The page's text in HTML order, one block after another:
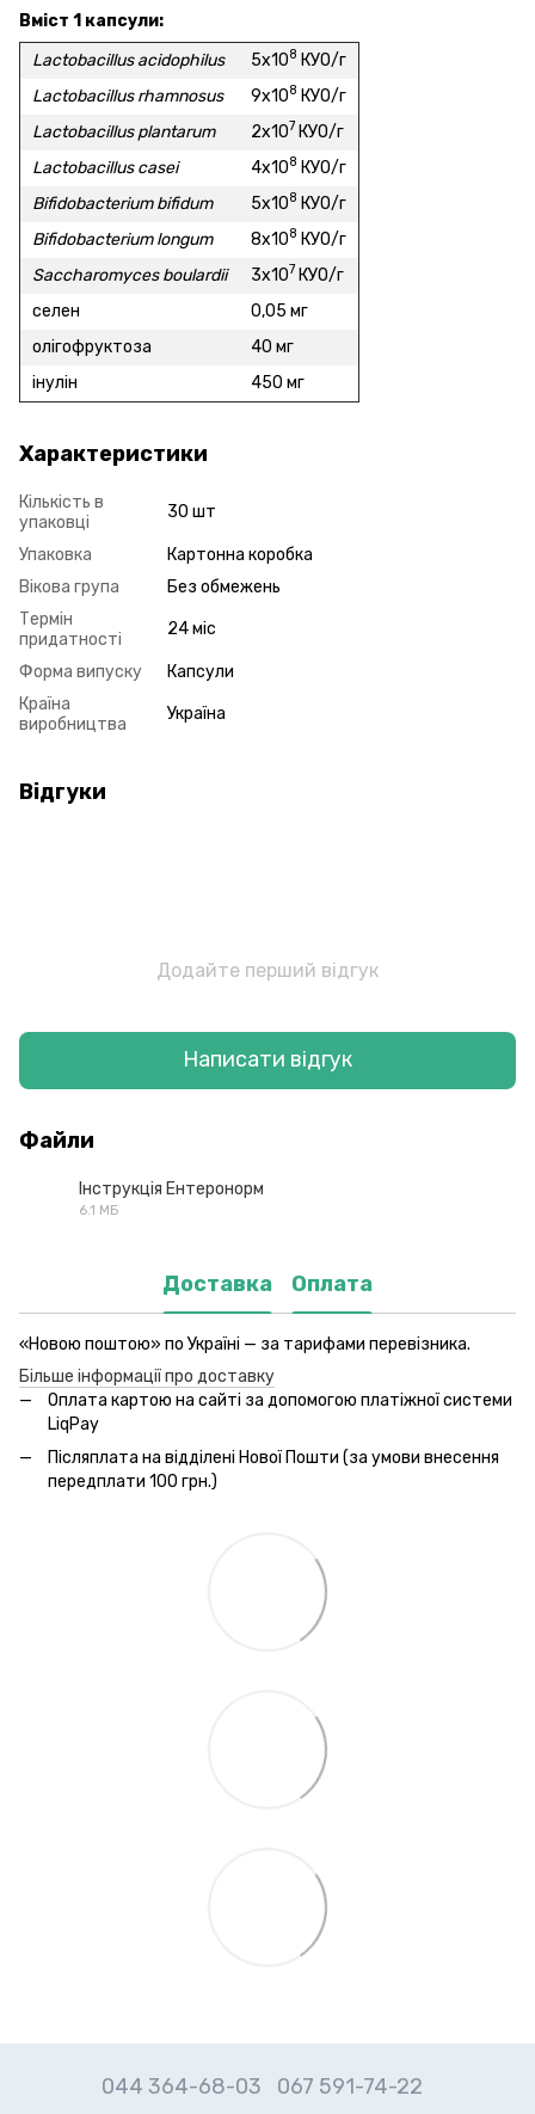
Вміст 1 капсули:
Lactobacillus acidophilus
5х108 КУО/г
Lactobacillus rhamnosus
9х108 КУО/г
Lactobacillus plantarum
2х107 КУО/г
Lactobacillus casei
4х108 КУО/г
Bifidobacterium bifidum
5х108 КУО/г
Bifidobacterium longum
8х108 КУО/г
Saccharomyces boulardii
3х107 КУО/г
селен
0,05 мг
олігофруктоза
40 мг
інулін
450 мг
Характеристики
Кількість в
упаковці
30 шт
Упаковка
Картонна коробка
Вікова група
Без обмежень
Термін
придатності
24 міс
Форма випуску
Капсули
Країна
виробництва
Україна
Відгуки
Додайте перший відгук
Написати відгук
Файли
Інструкція Ентеронорм
6.1 МБ
Доставка Оплата
«Новою поштою» по Україні — за тарифами перевізника.
Більше інформації про доставку
Оплата картою на сайті за допомогою платіжної системи
LiqPay
Післяплата на відділені Нової Пошти (за умови внесення
передплати 100 грн.)
044 364-68-03 067 591-74-22